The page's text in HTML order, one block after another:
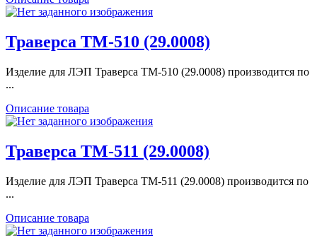
Траверса ТМ-510 (29.0008)
Изделие для ЛЭП Траверса ТМ-510 (29.0008) производится по
...
Описание товара
Траверса ТМ-511 (29.0008)
Изделие для ЛЭП Траверса ТМ-511 (29.0008) производится по
...
Описание товара